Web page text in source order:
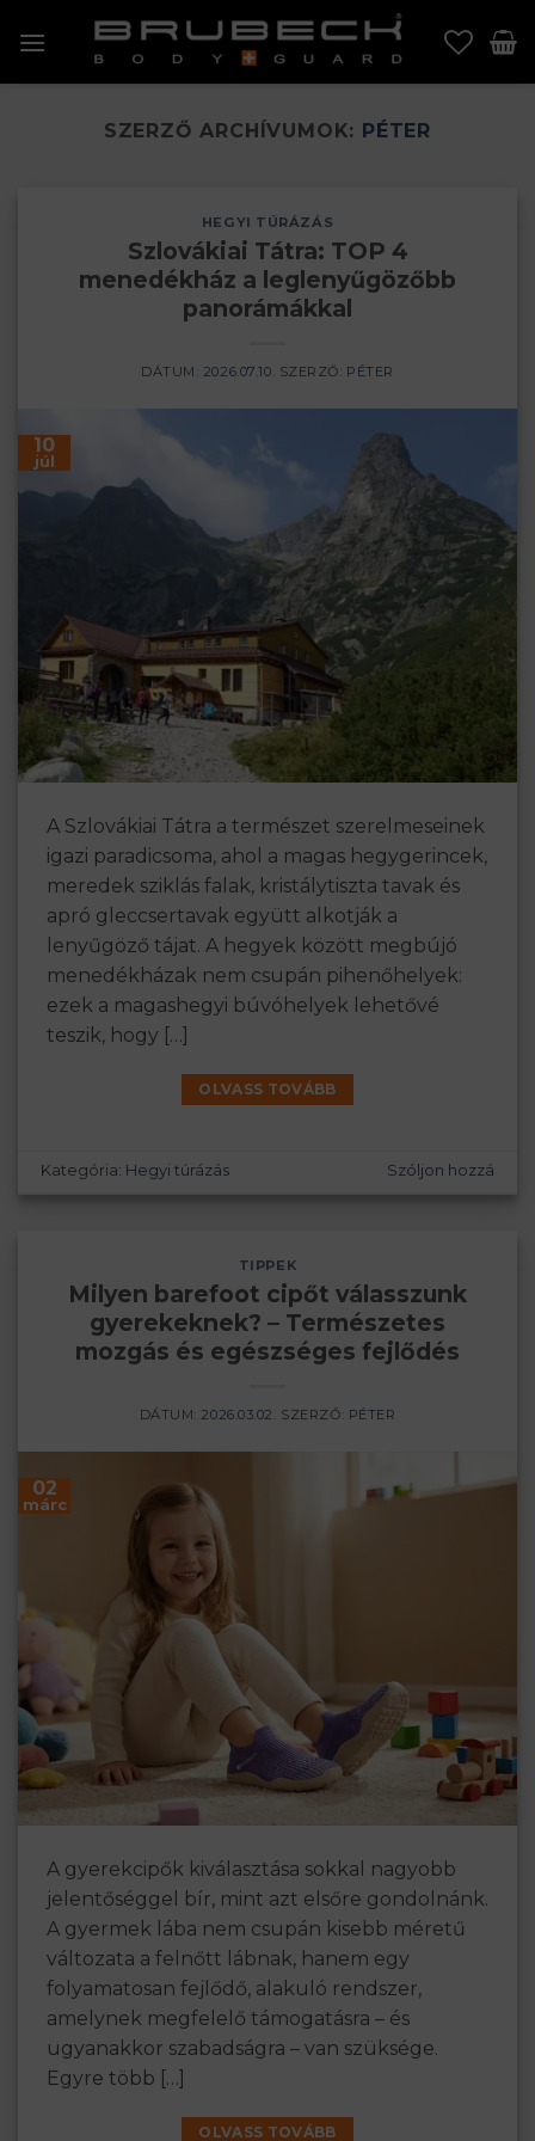
SZERZŐ ARCHÍVUMOK: PÉTER
HEGYI TÚRÁZÁS
Szlovákiai Tátra: TOP 4
menedékház a leglenyűgözőbb
panorámákkal
DÁTUM: 2026.07.10. SZERZŐ: PÉTER
10
júl
A Szlovákiai Tátra a természet szerelmeseinek
igazi paradicsoma, ahol a magas hegygerincek,
meredek sziklás falak, kristálytiszta tavak és
apró gleccsertavak együtt alkotják a
lenyűgöző tájat. A hegyek között megbújó
menedékházak nem csupán pihenőhelyek:
ezek a magashegyi búvóhelyek lehetővé
teszik, hogy […]
OLVASS TOVÁBB
Kategória: Hegyi túrázás Szóljon hozzá
TIPPEK
Milyen barefoot cipőt válasszunk
gyerekeknek? – Természetes
mozgás és egészséges fejlődés
DÁTUM: 2026.03.02. SZERZŐ: PÉTER
02
márc
A gyerekcipők kiválasztása sokkal nagyobb
jelentőséggel bír, mint azt elsőre gondolnánk.
A gyermek lába nem csupán kisebb méretű
változata a felnőtt lábnak, hanem egy
folyamatosan fejlődő, alakuló rendszer,
amelynek megfelelő támogatásra – és
ugyanakkor szabadságra – van szüksége.
Egyre több […]
OLVASS TOVÁBB